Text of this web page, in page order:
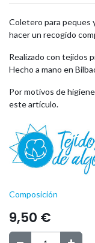
Coletero para peques
hacer un recogido
Realizado con tejidos
Hecho a mano en
Por motivos de
este artículo.
Composición
9,50 €